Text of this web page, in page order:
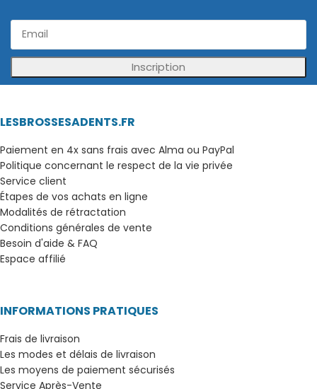
Inscription
LESBROSSESADENTS.FR
Paiement en 4x sans frais avec Alma ou PayPal
Politique concernant le respect de la vie privée
Service client
Étapes de vos achats en ligne
Modalités de rétractation
Conditions générales de vente
Besoin d'aide & FAQ
Espace affilié
INFORMATIONS PRATIQUES
Frais de livraison
Les modes et délais de livraison
Les moyens de paiement sécurisés
Service Après-Vente